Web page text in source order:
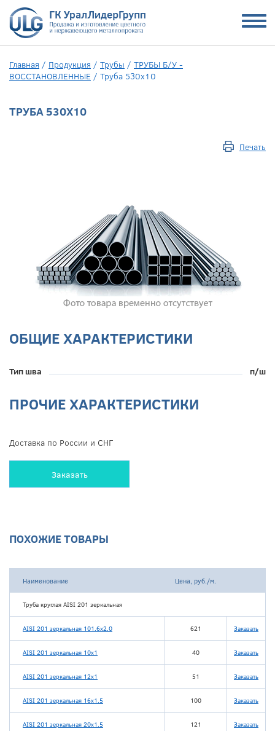
Главная / Продукция / Трубы / ТРУБЫ Б/У -
ВОССТАНОВЛЕННЫЕ / Труба 530х10
ТРУБА 530Х10
Печать
ОБЩИЕ ХАРАКТЕРИСТИКИ
Тип шва п/ш
ПРОЧИЕ ХАРАКТЕРИСТИКИ
Доставка по России и СНГ
Заказать
ПОХОЖИЕ ТОВАРЫ
Наименование Цена, руб./м.
Труба круглая AISI 201 зеркальная
AISI 201 зеркальная 101.6х2.0 621 Заказать
AISI 201 зеркальная 10x1 40 Заказать
AISI 201 зеркальная 12x1 51 Заказать
AISI 201 зеркальная 16х1.5 100 Заказать
AISI 201 зеркальная 20х1.5 121 Заказать